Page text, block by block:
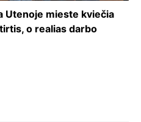
Utenoje mieste kviečia
o realias darbo